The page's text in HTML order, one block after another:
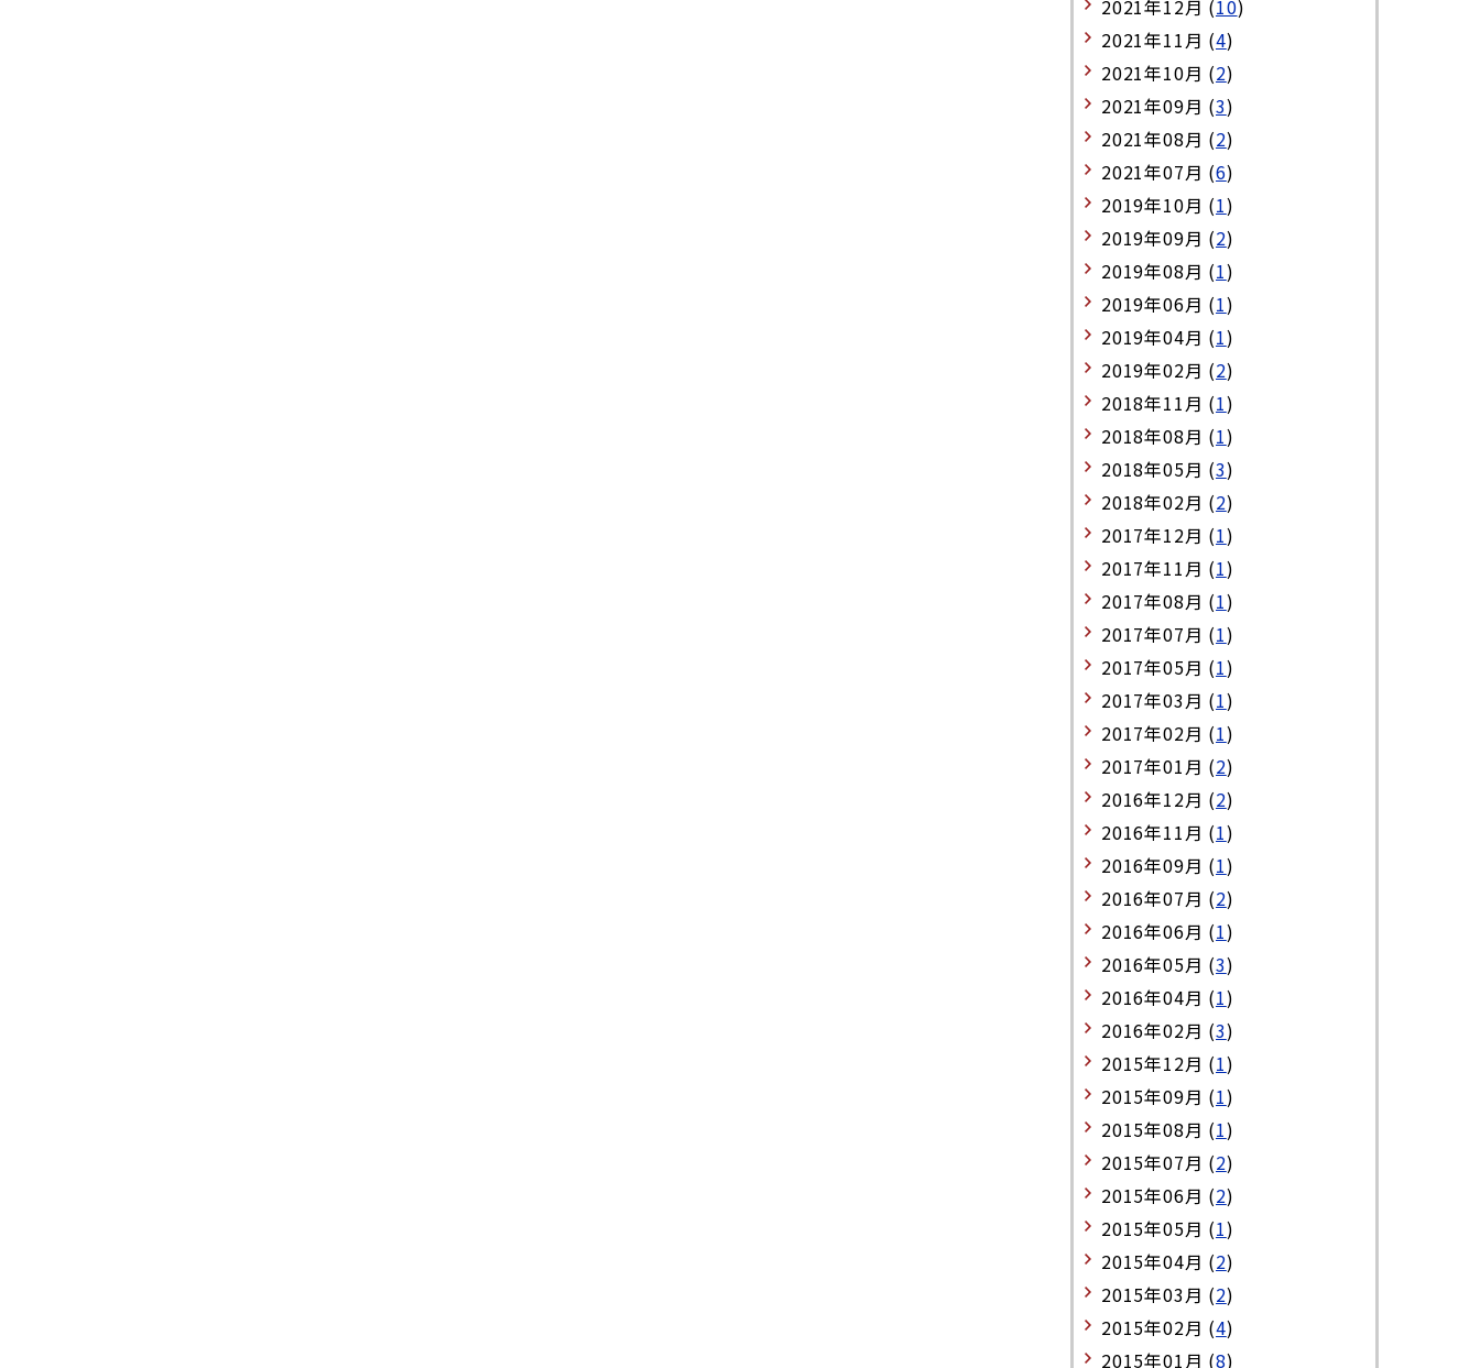
2021年12月 (10)
2021年11月 (4)
2021年10月 (2)
2021年09月 (3)
2021年08月 (2)
2021年07月 (6)
2019年10月 (1)
2019年09月 (2)
2019年08月 (1)
2019年06月 (1)
2019年04月 (1)
2019年02月 (2)
2018年11月 (1)
2018年08月 (1)
2018年05月 (3)
2018年02月 (2)
2017年12月 (1)
2017年11月 (1)
2017年08月 (1)
2017年07月 (1)
2017年05月 (1)
2017年03月 (1)
2017年02月 (1)
2017年01月 (2)
2016年12月 (2)
2016年11月 (1)
2016年09月 (1)
2016年07月 (2)
2016年06月 (1)
2016年05月 (3)
2016年04月 (1)
2016年02月 (3)
2015年12月 (1)
2015年09月 (1)
2015年08月 (1)
2015年07月 (2)
2015年06月 (2)
2015年05月 (1)
2015年04月 (2)
2015年03月 (2)
2015年02月 (4)
2015年01月 (8)